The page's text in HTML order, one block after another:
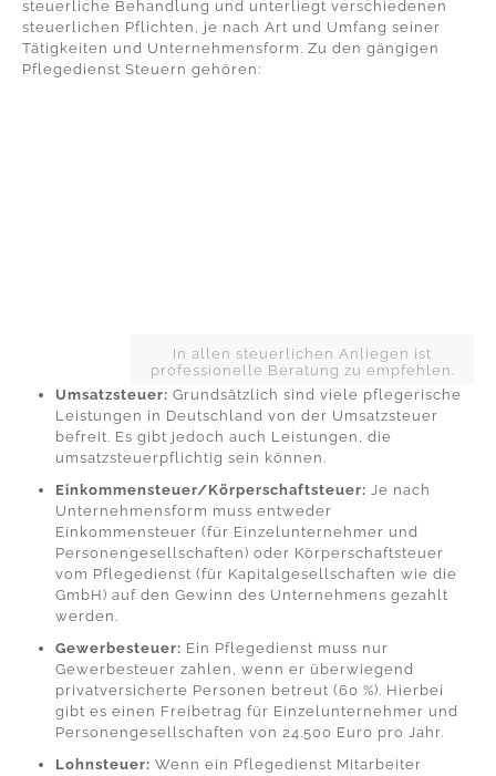
steuerliche Behandlung und unterliegt verschiedenen
steuerlichen Pflichten, je nach Art und Umfang seiner
Tätigkeiten und Unternehmensform. Zu den gängigen
Pflegedienst Steuern gehören:
In allen steuerlichen Anliegen ist
professionelle Beratung zu empfehlen.
Umsatzsteuer: Grundsätzlich sind viele pflegerische
Leistungen in Deutschland von der Umsatzsteuer
befreit. Es gibt jedoch auch Leistungen, die
umsatzsteuerpflichtig sein können.
Einkommensteuer/Körperschaftsteuer: Je nach
Unternehmensform muss entweder
Einkommensteuer (für Einzelunternehmer und
Personengesellschaften) oder Körperschaftsteuer
vom Pflegedienst (für Kapitalgesellschaften wie die
GmbH) auf den Gewinn des Unternehmens gezahlt
werden.
Gewerbesteuer: Ein Pflegedienst muss nur
Gewerbesteuer zahlen, wenn er überwiegend
privatversicherte Personen betreut (60 %). Hierbei
gibt es einen Freibetrag für Einzelunternehmer und
Personengesellschaften von 24.500 Euro pro Jahr.
Lohnsteuer: Wenn ein Pflegedienst Mitarbeiter